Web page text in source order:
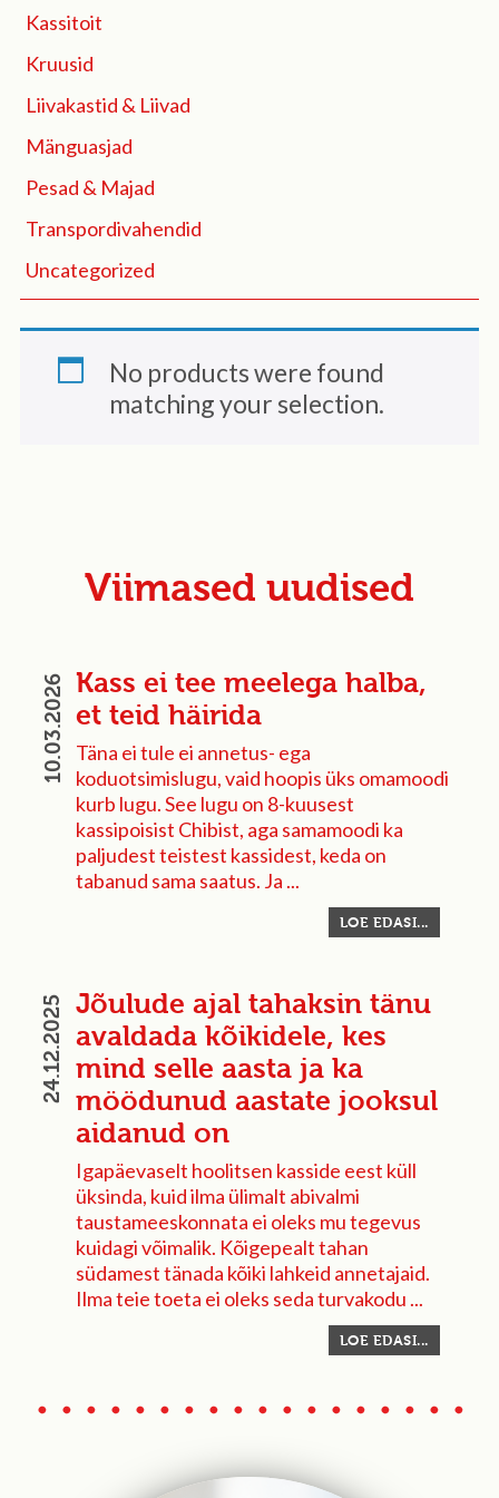
Kassitoit
Kruusid
Liivakastid & Liivad
Mänguasjad
Pesad & Majad
Transpordivahendid
Uncategorized
No products were found
matching your selection.
Viimased uudised
10.03.2026 Kass ei tee meelega halba,
et teid häirida
Täna ei tule ei annetus- ega
koduotsimislugu, vaid hoopis üks omamoodi
kurb lugu. See lugu on 8-kuusest
kassipoisist Chibist, aga samamoodi ka
paljudest teistest kassidest, keda on
tabanud sama saatus. Ja ...
LOE EDASI...
24.12.2025 Jõulude ajal tahaksin tänu
avaldada kõikidele, kes
mind selle aasta ja ka
möödunud aastate jooksul
aidanud on
Igapäevaselt hoolitsen kasside eest küll
üksinda, kuid ilma ülimalt abivalmi
taustameeskonnata ei oleks mu tegevus
kuidagi võimalik. Kõigepealt tahan
südamest tänada kõiki lahkeid annetajaid.
Ilma teie toeta ei oleks seda turvakodu ...
LOE EDASI...